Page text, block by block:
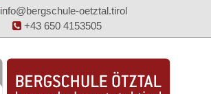
info@bergschule-oetztal.tirol
+43 650 4153505